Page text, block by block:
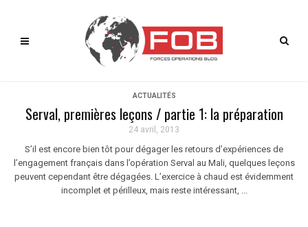
ACTUALITÉS
Serval, premières leçons / partie 1: la préparation
24 avril, 2013
S’il est encore bien tôt pour dégager les retours d’expériences de
l’engagement français dans l’opération Serval au Mali, quelques leçons
peuvent cependant être dégagées. L’exercice à chaud est évidemment
incomplet et périlleux, mais reste intéressant, ...